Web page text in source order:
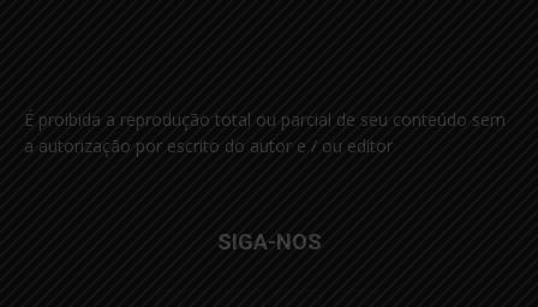
É proibida a reprodução total ou parcial de seu conteúdo sem
a autorização por escrito do autor e / ou editor
SIGA-NOS